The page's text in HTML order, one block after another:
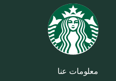
معلومات عنا